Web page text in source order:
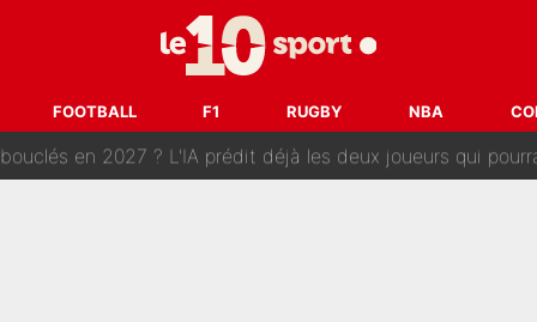
FOOTBALL F1 RUGBY NBA
à l’OM : Le départ qui soulage le vestiaire de
: Bruno Genesio fait une promesse pour la suite du
en 2027 ? L'IA prédit déjà les deux joueurs qui